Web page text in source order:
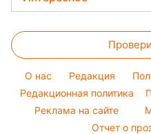
Красивый маникюр
Модные ошибки
Советы от Андре Тана
Новости Полтавы
Новости Львова
Новости Сум
Новости Днепра
Новости Черкассы
Новости Тернополя
Тесты по картинке
Оптические иллюзии
Народные приметы
Все о шоу-бизнесе
O нас Редакция
Редакционная политика
Реклама на сайте
Отчет о